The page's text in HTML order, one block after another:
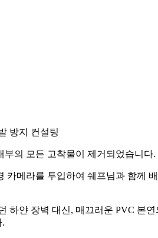
방지 컨설팅
부의 모든 고착물이 제거되었습니다.
카메라를 투입하여 쉐프님과 함께
하얀 장벽 대신, 매끄러운 PVC 본연
.